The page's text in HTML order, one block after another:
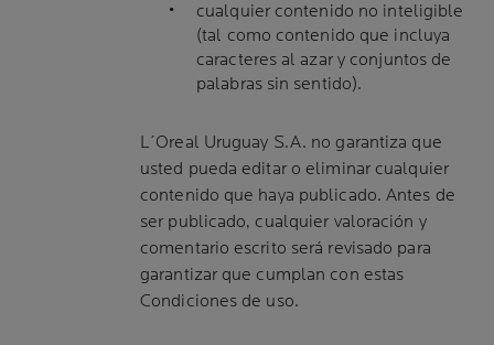
cualquier contenido no inteligible
(tal como contenido que incluya
caracteres al azar y conjuntos de
palabras sin sentido).
L´Oreal Uruguay S.A. no garantiza que
usted pueda editar o eliminar cualquier
contenido que haya publicado. Antes de
ser publicado, cualquier valoración y
comentario escrito será revisado para
garantizar que cumplan con estas
Condiciones de uso.